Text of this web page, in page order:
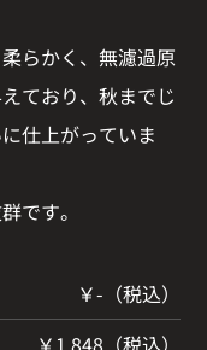
らかく、無濾過原
ており、秋までじ
仕上がっていま
です。
￥-（税込）
￥1,848（税込）